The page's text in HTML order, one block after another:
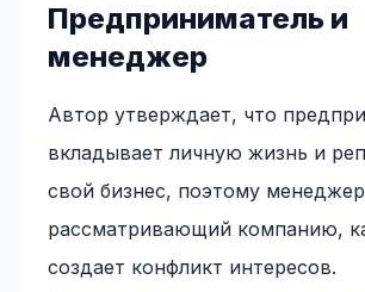
Предприниматель и
менеджер
Автор утверждает, что
вкладывает личную жизнь и
свой бизнес, поэтому
рассматривающий компанию,
создает конфликт интересов.